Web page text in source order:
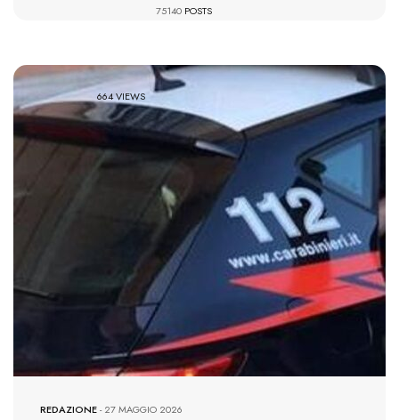
75140 POSTS
664 VIEWS
REDAZIONE-27 MAGGIO 2026